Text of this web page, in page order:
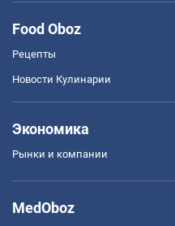
Food Oboz
Рецепты
Новости Кулинарии
Экономика
Рынки и компании
MedOboz